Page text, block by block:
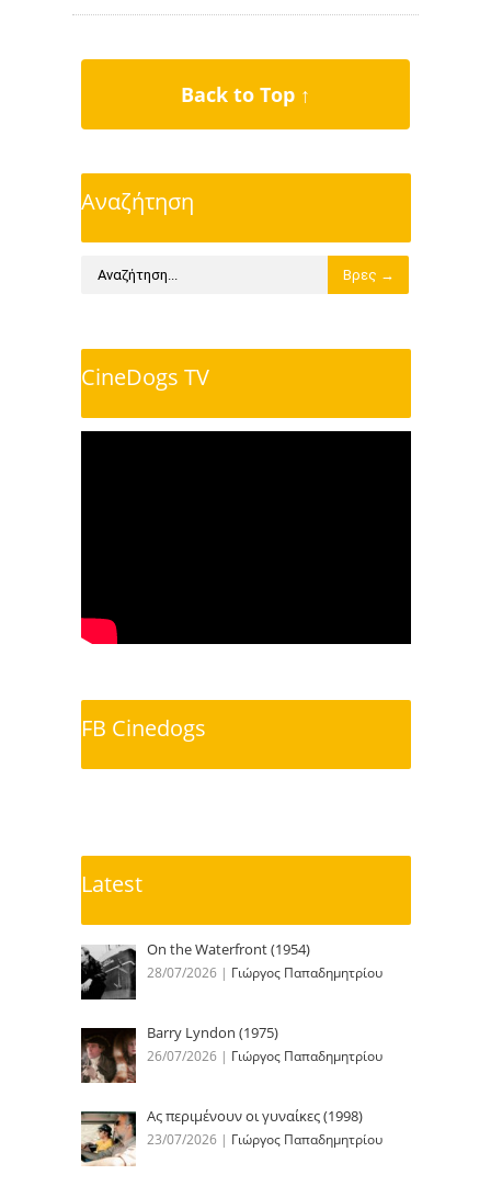
Back to Top ↑
Αναζήτηση
CineDogs TV
FB Cinedogs
Latest
On the Waterfront (1954)
28/07/2026 | Γιώργος Παπαδημητρίου
Barry Lyndon (1975)
26/07/2026 | Γιώργος Παπαδημητρίου
Ας περιμένουν οι γυναίκες (1998)
23/07/2026 | Γιώργος Παπαδημητρίου